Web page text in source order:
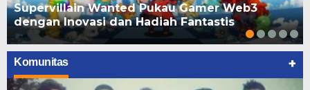
Supervillain Wanted Pukau Gamer Web3
dengan Inovasi dan Hadiah Fantastis
Komunitas +